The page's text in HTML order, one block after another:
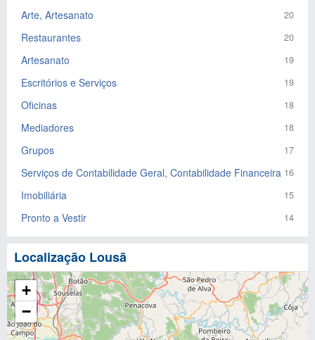
Arte, Artesanato 20
Restaurantes 20
Artesanato 19
Escritórios e Serviços 19
Oficinas 18
Mediadores 18
Grupos 17
Serviços de Contabilidade Geral, Contabilidade Financeira 16
Imobiliária 15
Pronto a Vestir 14
Localização Lousã
+
−